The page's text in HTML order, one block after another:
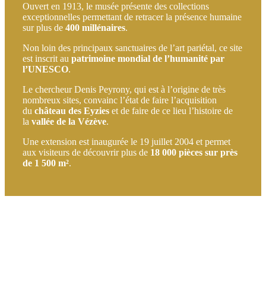
Ouvert en 1913, le musée présente des collections
exceptionnelles permettant de retracer la présence humaine
sur plus de 400 millénaires.
Non loin des principaux sanctuaires de l’art pariétal, ce site
est inscrit au patrimoine mondial de l’humanité par
l’UNESCO.
Le chercheur Denis Peyrony, qui est à l’origine de très
nombreux sites, convainc l’état de faire l’acquisition
du château des Eyzies et de faire de ce lieu l’histoire de
la vallée de la Vézève.
Une extension est inaugurée le 19 juillet 2004 et permet
aux visiteurs de découvrir plus de 18 000 pièces sur près
de 1 500 m².